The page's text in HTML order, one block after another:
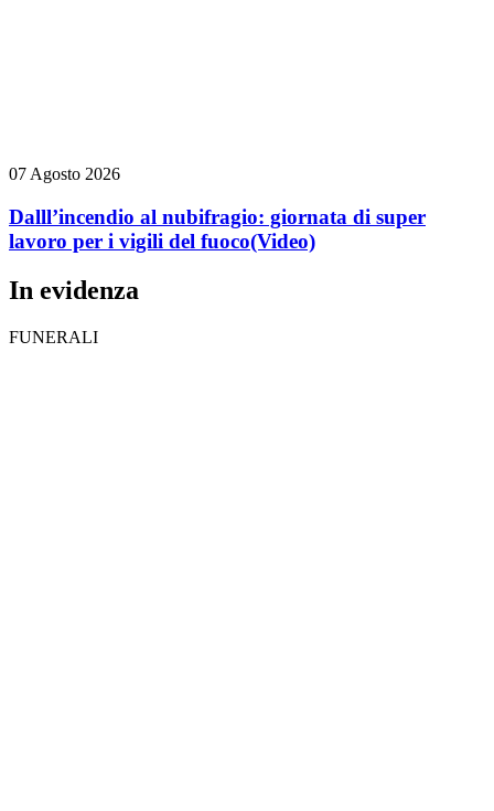
07 Agosto 2026
Dalll’incendio al nubifragio: giornata di super
lavoro per i vigili del fuoco(Video)
In evidenza
FUNERALI